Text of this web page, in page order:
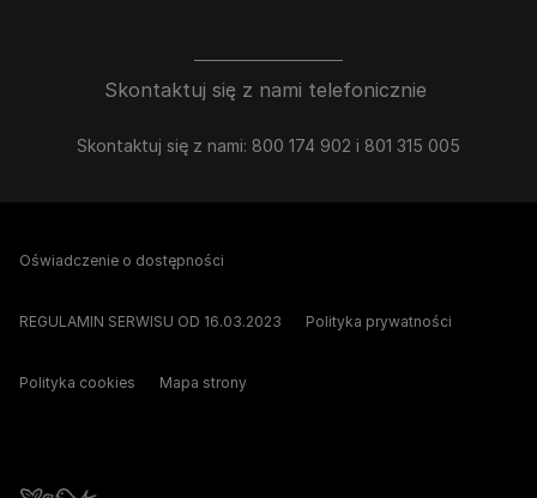
Skontaktuj się z nami telefonicznie
Skontaktuj się z nami: 800 174 902 i 801 315 005
Oświadczenie o dostępności
REGULAMIN SERWISU OD 16.03.2023 Polityka prywatności
Polityka cookies Mapa strony